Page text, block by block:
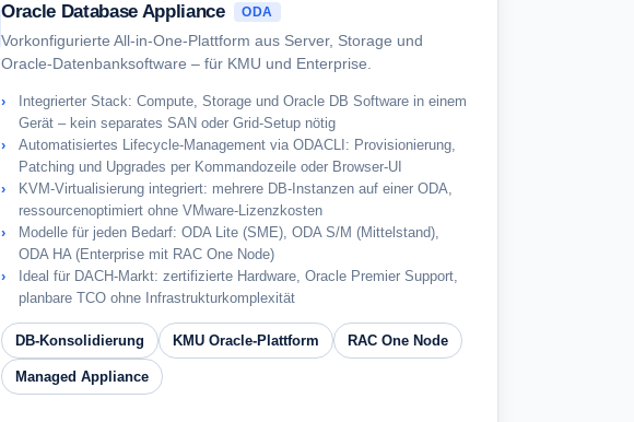
Oracle Database Appliance ODA
Vorkonfigurierte All-in-One-Plattform aus Server, Storage und
Oracle-Datenbanksoftware – für KMU und Enterprise.
Integrierter Stack: Compute, Storage und Oracle DB Software in einem
Gerät – kein separates SAN oder Grid-Setup nötig
Automatisiertes Lifecycle-Management via ODACLI: Provisionierung,
Patching und Upgrades per Kommandozeile oder Browser-UI
KVM-Virtualisierung integriert: mehrere DB-Instanzen auf einer ODA,
ressourcenoptimiert ohne VMware-Lizenzkosten
Modelle für jeden Bedarf: ODA Lite (SME), ODA S/M (Mittelstand),
ODA HA (Enterprise mit RAC One Node)
Ideal für DACH-Markt: zertifizierte Hardware, Oracle Premier Support,
planbare TCO ohne Infrastrukturkomplexität
DB-Konsolidierung KMU Oracle-Plattform RAC One Node
Managed Appliance